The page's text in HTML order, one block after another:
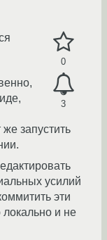
0
3
запустить
усилий
эти
локально и не